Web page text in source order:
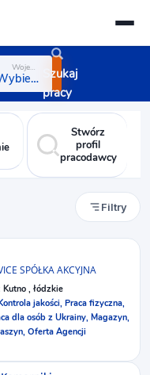
Województwo
Wybierz region
Szukaj
pracy
Stwórz
profil
pracodawcy
Filtry
SPÓŁKA AKCYJNA
Kutno , łódzkie
jakości, Praca fizyczna,
dla osób z Ukrainy, Magazyn,
Oferta Agencji